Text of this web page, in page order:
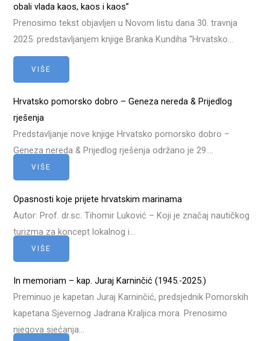
obali vlada kaos, kaos i kaos”
Prenosimo tekst objavljen u Novom listu dana 30. travnja
2025. predstavljanjem knjige Branka Kundiha “Hrvatsko…
VIŠE
Hrvatsko pomorsko dobro – Geneza nereda & Prijedlog
rješenja
Predstavljanje nove knjige Hrvatsko pomorsko dobro –
Geneza nereda & Prijedlog rješenja održano je 29….
VIŠE
Opasnosti koje prijete hrvatskim marinama
Autor: Prof. dr.sc. Tihomir Luković – Koji je značaj nautičkog
turizma za koncept lokalnog i…
VIŠE
In memoriam – kap. Juraj Karninčić (1945.-2025.)
Preminuo je kapetan Juraj Karninčić, predsjednik Pomorskih
kapetana Sjevernog Jadrana Kraljica mora. Prenosimo
njegova sjećanja…